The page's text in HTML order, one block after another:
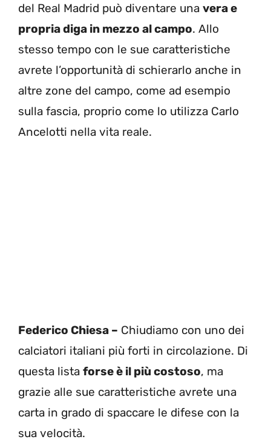
del Real Madrid può diventare una vera e
propria diga in mezzo al campo. Allo
stesso tempo con le sue caratteristiche
avrete l’opportunità di schierarlo anche in
altre zone del campo, come ad esempio
sulla fascia, proprio come lo utilizza Carlo
Ancelotti nella vita reale.
Federico Chiesa – Chiudiamo con uno dei
calciatori italiani più forti in circolazione. Di
questa lista forse è il più costoso, ma
grazie alle sue caratteristiche avrete una
carta in grado di spaccare le difese con la
sua velocità.